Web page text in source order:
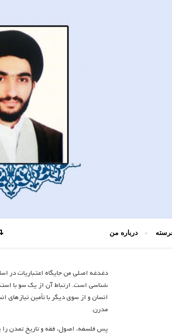
درباره من
دغدغه اصلی من جایگاه اعتباریات در
شناسی است. ارتباط آن از یک سو با
انسان و از سوی دیگر با تأمین نیازهای
مدرن.
پس فلسفه، اصول، فقه و تاریخ تمدن را